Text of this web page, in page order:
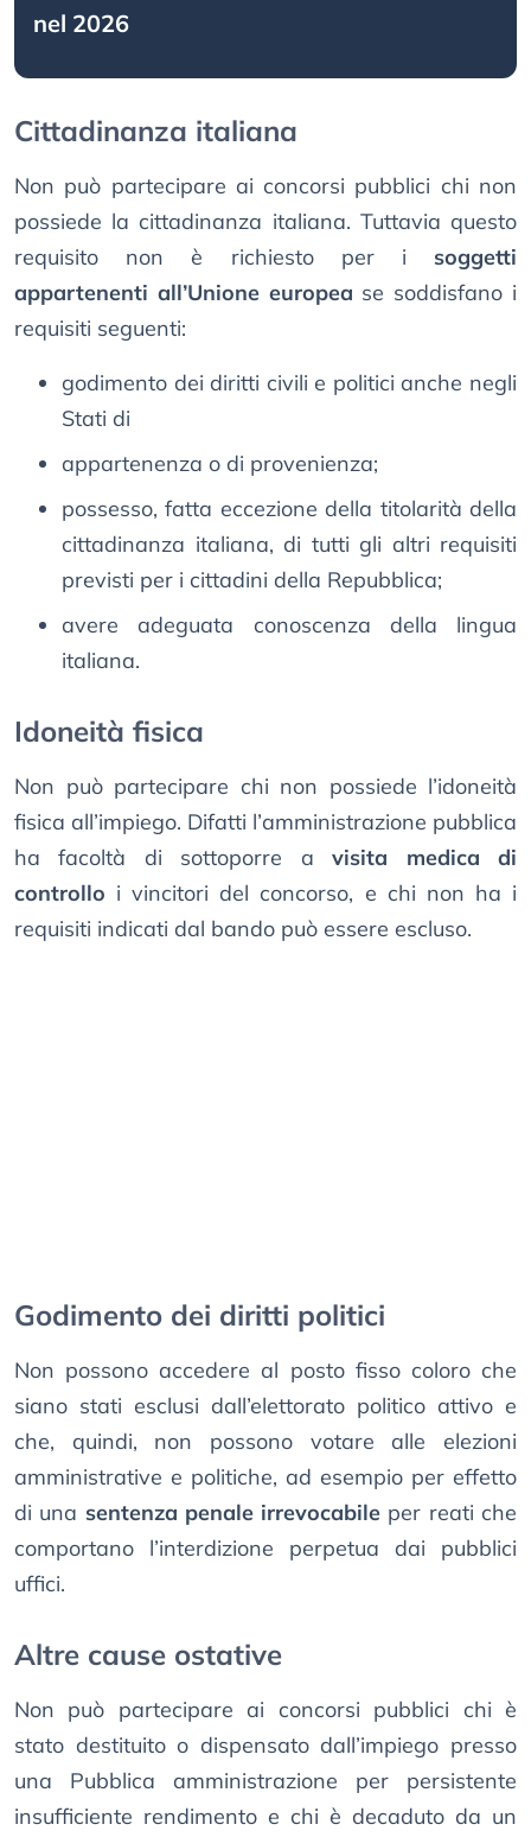
nel 2026
Cittadinanza italiana
Non può partecipare ai concorsi pubblici chi non
possiede la cittadinanza italiana. Tuttavia questo
requisito non è richiesto per i soggetti
appartenenti all’Unione europea se soddisfano i
requisiti seguenti:
godimento dei diritti civili e politici anche negli
Stati di
appartenenza o di provenienza;
possesso, fatta eccezione della titolarità della
cittadinanza italiana, di tutti gli altri requisiti
previsti per i cittadini della Repubblica;
avere adeguata conoscenza della lingua
italiana.
Idoneità fisica
Non può partecipare chi non possiede l’idoneità
fisica all’impiego. Difatti l’amministrazione pubblica
ha facoltà di sottoporre avisita medica di
controllo i vincitori del concorso, e chi non ha i
requisiti indicati dal bando può essere escluso.
Godimento dei diritti politici
Non possono accedere al posto fisso coloro che
siano stati esclusi dall’elettorato politico attivo e
che, quindi, non possono votare alle elezioni
amministrative e politiche, ad esempio per effetto
di una sentenza penale irrevocabile per reati che
comportano l’interdizione perpetua dai pubblici
uffici.
Altre cause ostative
Non può partecipare ai concorsi pubblici chi è
stato destituito o dispensato dall’impiego presso
una Pubblica amministrazione per persistente
insufficiente rendimento e chi è decaduto da un